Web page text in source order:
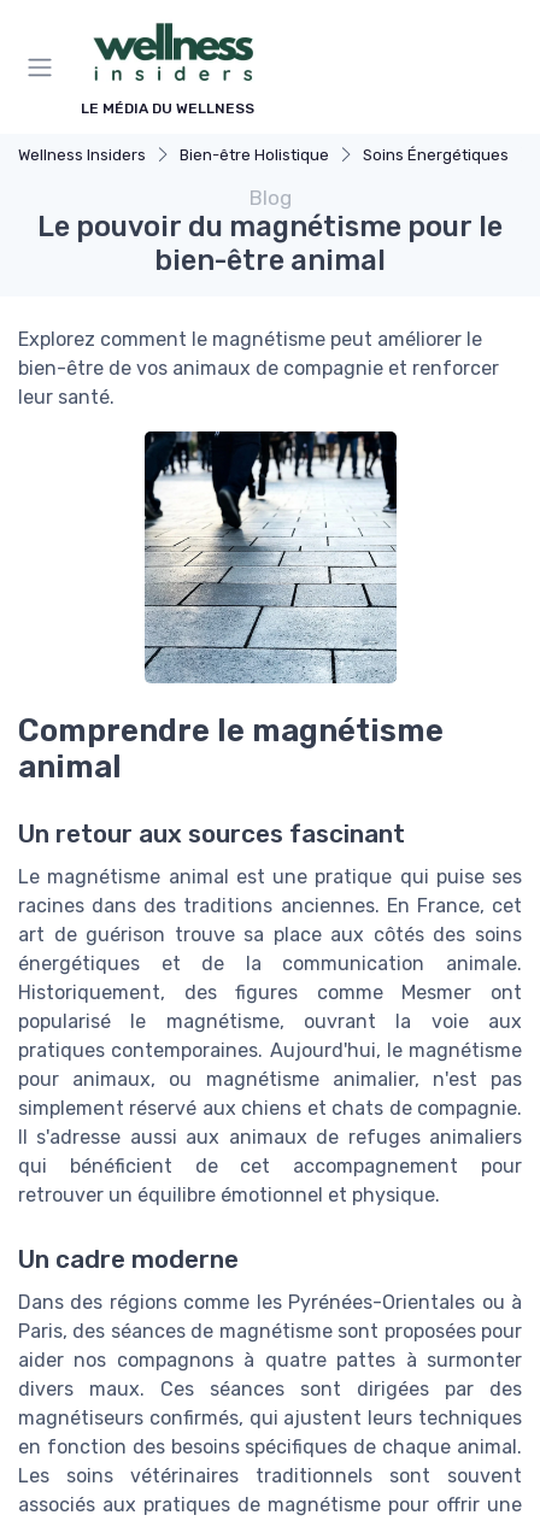
LE MÉDIA DU WELLNESS
Wellness Insiders Bien-être Holistique Soins Énergétiques
Blog
Le pouvoir du magnétisme pour le
bien-être animal
Explorez comment le magnétisme peut améliorer le
bien-être de vos animaux de compagnie et renforcer
leur santé.
Comprendre le magnétisme
animal
Un retour aux sources fascinant
Le magnétisme animal est une pratique qui puise ses
racines dans des traditions anciennes. En France, cet
art de guérison trouve sa place aux côtés des soins
énergétiques et de la communication animale.
Historiquement, des figures comme Mesmer ont
popularisé le magnétisme, ouvrant la voie aux
pratiques contemporaines. Aujourd'hui, le magnétisme
pour animaux, ou magnétisme animalier, n'est pas
simplement réservé aux chiens et chats de compagnie.
Il s'adresse aussi aux animaux de refuges animaliers
qui bénéficient de cet accompagnement pour
retrouver un équilibre émotionnel et physique.
Un cadre moderne
Dans des régions comme les Pyrénées-Orientales ou à
Paris, des séances de magnétisme sont proposées pour
aider nos compagnons à quatre pattes à surmonter
divers maux. Ces séances sont dirigées par des
magnétiseurs confirmés, qui ajustent leurs techniques
en fonction des besoins spécifiques de chaque animal.
Les soins vétérinaires traditionnels sont souvent
associés aux pratiques de magnétisme pour offrir une